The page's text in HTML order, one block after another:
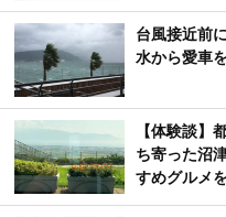
台風接近前
水から愛車
【体験談】
ち寄った沼
すめグルメ